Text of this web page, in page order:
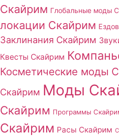
Скайрим Глобальные моды
локации Скайрим
Заклинания Скайрим
Квесты Скайрим
Косметические моды
Скайрим Моды
Скайрим Программы
Скайрим Расы Скайрим